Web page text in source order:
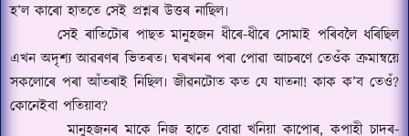
হ’ল কাৰো হাততে সেই প্ৰশ্নৰ উত্তৰ নাছিল৷
সেই ৰাতিটোৰ পাছত মানুহজন ধীৰে-ধীৰে সোমাই পৰিবলৈ ধৰিছিল
এখন অদৃশ্য আৱৰণৰ ভিতৰত৷ ঘৰখনৰ পৰা পোৱা আচৰণে তেওঁক ক্ৰমান্বয়ে
সকলোৰে পৰা আঁতৰাই নিছিল৷ জীৱনটোত কত যে যাতনা! কাক ক’ব তেওঁ?
কোনেইবা পতিয়াব?
মানুহজনৰ মাকে নিজ হাতে বোৱা খনিয়া কাপোৰ,কপাহী চাদৰ-